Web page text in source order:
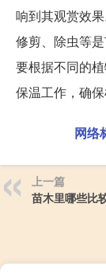
响到其观赏效
修剪、除虫等
要根据不同的
保温工作，确保
网络
上一篇
苗木里哪些比